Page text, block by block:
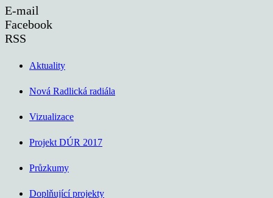
E-mail
Facebook
RSS
Aktuality
Nová Radlická radiála
Vizualizace
Projekt DÚR 2017
Průzkumy
Doplňující projekty